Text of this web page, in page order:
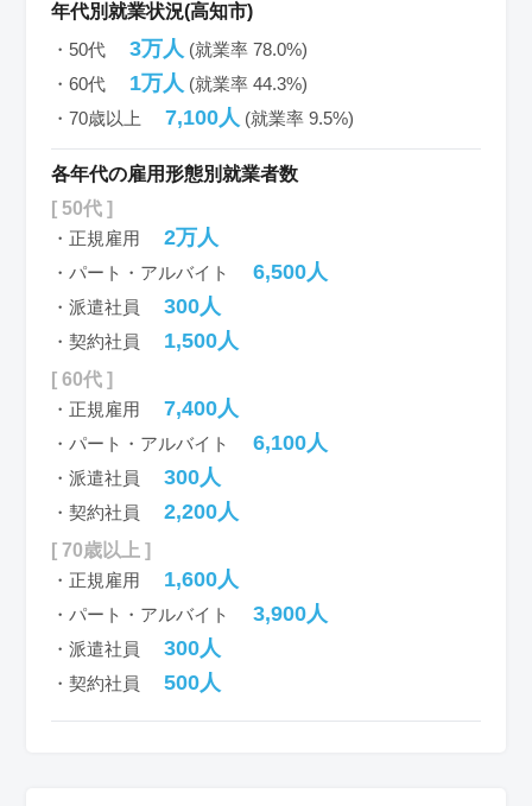
年代別就業状況(高知市)
・50代
3万人 (就業率 78.0%)
・60代
1万人 (就業率 44.3%)
・70歳以上
7,100人 (就業率 9.5%)
各年代の雇用形態別就業者数
[ 50代 ]
・正規雇用
2万人
・パート・アルバイト 6,500人
・派遣社員 300人
・契約社員 1,500人
[ 60代 ]
・正規雇用
7,400人
・パート・アルバイト 6,100人
・派遣社員 300人
・契約社員 2,200人
[ 70歳以上 ]
・正規雇用
1,600人
・パート・アルバイト 3,900人
・派遣社員 300人
・契約社員 500人